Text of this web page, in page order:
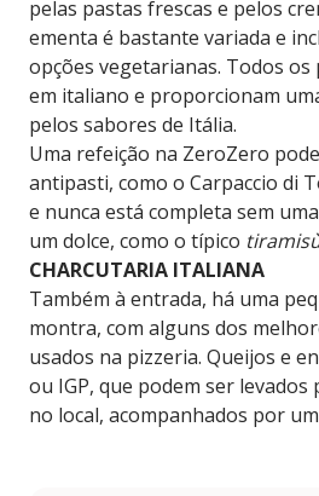
pelas pastas frescas e pelos
ementa é bastante variada e
opções vegetarianas. Todos
em italiano e proporcionam
pelos sabores de Itália.
Uma refeição na ZeroZero
antipasti, como o Carpaccio di
e nunca está completa sem
um dolce, como o típico
CHARCUTARIA ITALIANA
Também à entrada, há uma
montra, com alguns dos
usados na pizzeria. Queijos e
ou IGP, que podem ser levados
no local, acompanhados por